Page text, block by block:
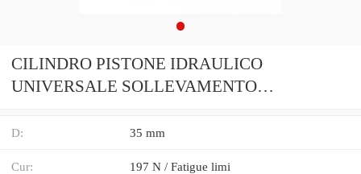
CILINDRO PISTONE IDRAULICO
UNIVERSALE SOLLEVAMENTO
D: 35 mm
Cur: 197 N / Fatigue limi